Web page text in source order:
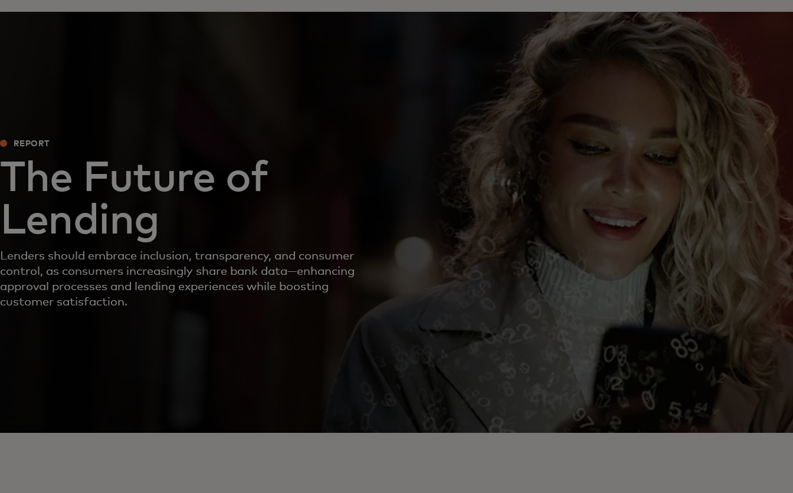
REPORT
The Future of
Lending
Lenders should embrace inclusion, transparency, and consumer
control, as consumers increasingly share bank data—enhancing
approval processes and lending experiences while boosting
customer satisfaction.